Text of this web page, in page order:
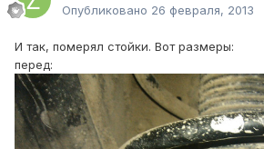
Опубликовано 26 февраля, 2013
И так, померял стойки. Вот размеры:
перед: